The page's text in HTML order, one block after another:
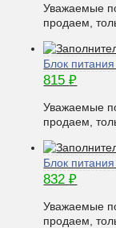
Уважаемые
продаем,
Блок
815₽
Уважаемые
продаем,
Блок
832₽
Уважаемые
продаем,